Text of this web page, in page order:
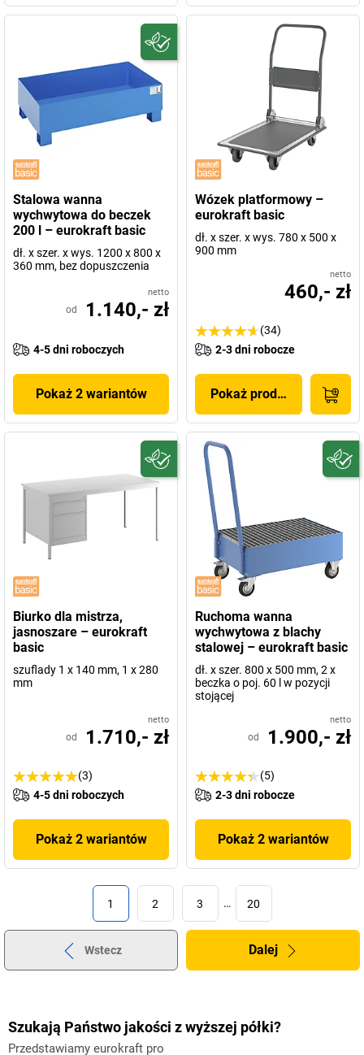
Stalowa wanna
wychwytowa do beczek
200 l – eurokraft basic
dł. x szer. x wys. 1200 x 800 x
360 mm, bez dopuszczenia
netto
od 1.140,- zł
4-5 dni roboczych
Pokaż 2 wariantów
Wózek platformowy –
eurokraft basic
dł. x szer. x wys. 780 x 500 x
900 mm
netto
460,- zł
(34)
2-3 dni robocze
Pokaż produkt
Biurko dla mistrza,
jasnoszare – eurokraft
basic
szuflady 1 x 140 mm, 1 x 280
mm
netto
od 1.710,- zł
(3)
4-5 dni roboczych
Pokaż 2 wariantów
Ruchoma wanna
wychwytowa z blachy
stalowej – eurokraft basic
dł. x szer. 800 x 500 mm, 2 x
beczka o poj. 60 l w pozycji
stojącej
netto
od 1.900,- zł
(5)
2-3 dni robocze
Pokaż 2 wariantów
1 2 3 … 20
Wstecz Dalej
Szukają Państwo jakości z wyższej półki?
Przedstawiamy eurokraft pro